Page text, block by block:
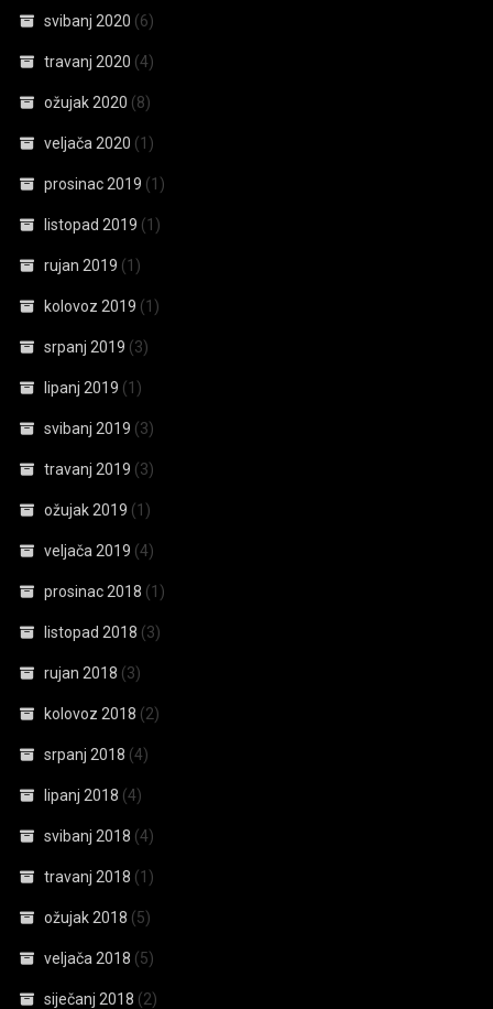
svibanj 2020 (6)
travanj 2020 (4)
ožujak 2020 (8)
veljača 2020 (1)
prosinac 2019 (1)
listopad 2019 (1)
rujan 2019 (1)
kolovoz 2019 (1)
srpanj 2019 (3)
lipanj 2019 (1)
svibanj 2019 (3)
travanj 2019 (3)
ožujak 2019 (1)
veljača 2019 (4)
prosinac 2018 (1)
listopad 2018 (3)
rujan 2018 (3)
kolovoz 2018 (2)
srpanj 2018 (4)
lipanj 2018 (4)
svibanj 2018 (4)
travanj 2018 (1)
ožujak 2018 (5)
veljača 2018 (5)
siječanj 2018 (2)